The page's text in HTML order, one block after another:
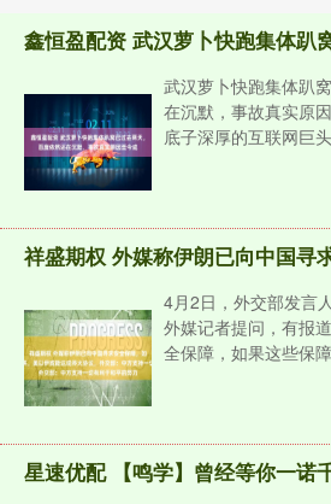
武汉萝卜快跑集体趴
在沉默，事故真实原
底子深厚的互联网巨
4月2日，外交部发言
外媒记者提问，有报
全保障，如果这些保